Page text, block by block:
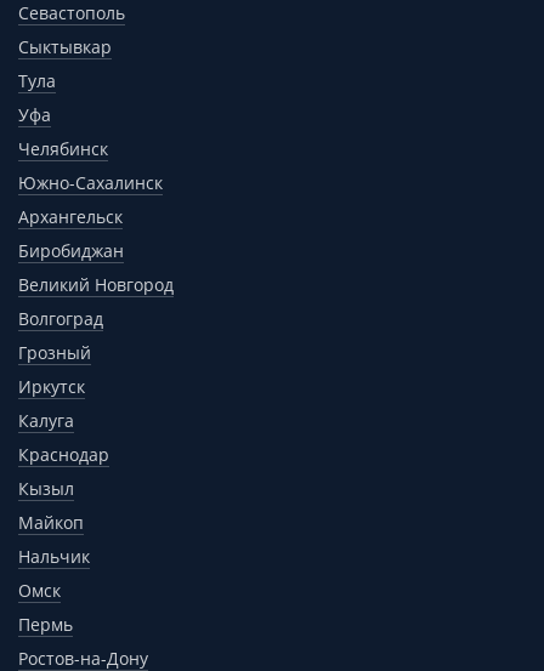
Севастополь
Сыктывкар
Тула
Уфа
Челябинск
Южно-Сахалинск
Архангельск
Биробиджан
Великий Новгород
Волгоград
Грозный
Иркутск
Калуга
Краснодар
Кызыл
Майкоп
Нальчик
Омск
Пермь
Ростов-на-Дону